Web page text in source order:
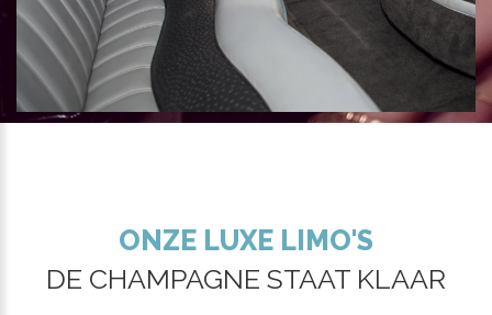
ONZE LUXE LIMO'S
DE CHAMPAGNE STAAT KLAAR